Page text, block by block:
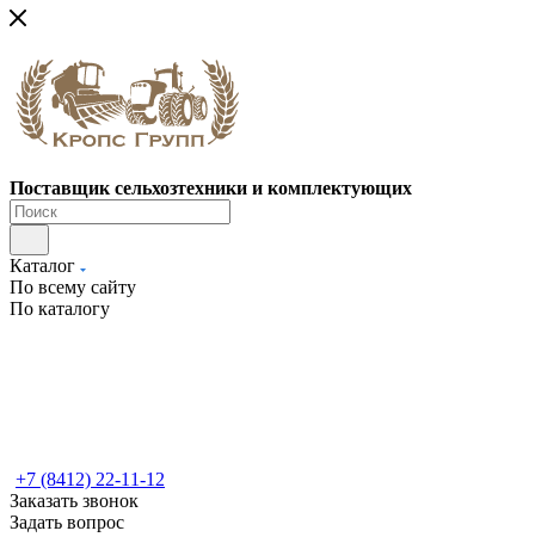
Поставщик сельхозтехники и комплектующих
Каталог
По всему сайту
По каталогу
+7 (8412) 22-11-12
Заказать звонок
Задать вопрос